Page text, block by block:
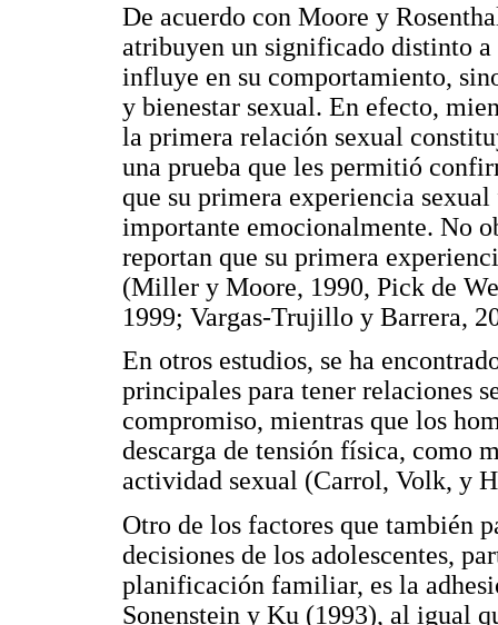
De acuerdo con Moore y
atribuyen un significado distinto
influye en su comportamiento,
y bienestar sexual. En efecto,
la primera relación sexual
una prueba que les permitió
que su primera experiencia
importante emocionalmente. No
reportan que su primera
(Miller y Moore, 1990, Pick de
1999; Vargas-Trujillo y Barrera,
En otros estudios, se ha
principales para tener relaciones
compromiso, mientras que los
descarga de tensión física, como
actividad sexual (Carrol, Volk, y
Otro de los factores que también
decisiones de los adolescentes,
planificación familiar, es la
Sonenstein y Ku (1993), al igual